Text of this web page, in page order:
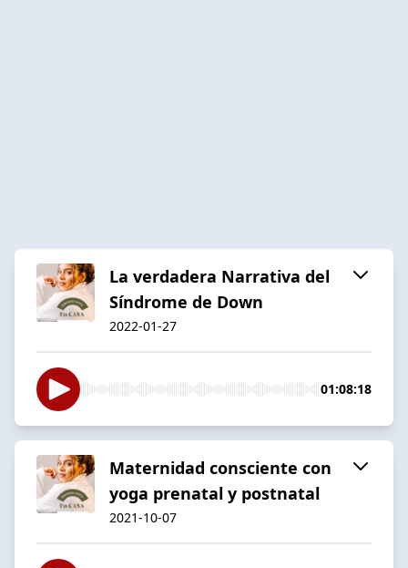
La verdadera Narrativa del
Síndrome de Down
2022-01-27
01:08:18
Maternidad consciente con
yoga prenatal y postnatal
2021-10-07